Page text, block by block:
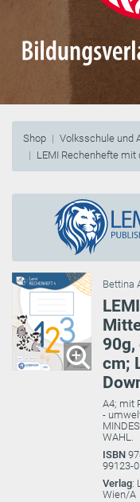
Shop Volksschule und
LEMI Rechenhefte
Bettina
90g,
cm;
A4; mit
-
WAHL.
ISBN
99123-
Verlag:
Wien/A